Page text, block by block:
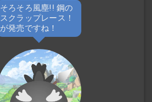
そろそろ風塵!! 鋼の
スクラップレース！
が発売ですね！